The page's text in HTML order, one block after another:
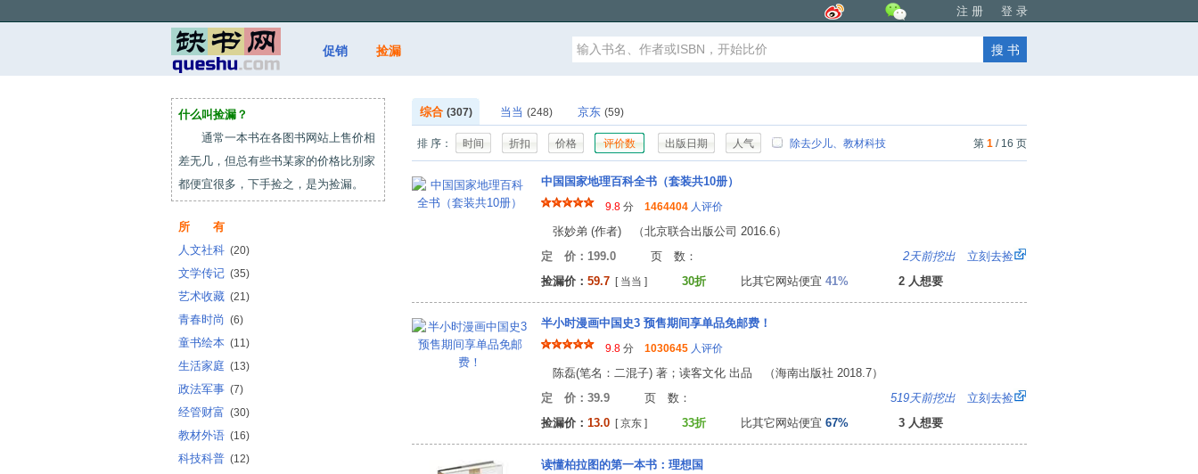
注 册 登 录
促销 捡漏
什么叫捡漏？
通常一本书在各图书网站上售价相
差无几，但总有些书某家的价格比别家
都便宜很多，下手捡之，是为捡漏。
所 有
人文社科 (20)
文学传记 (35)
艺术收藏 (21)
青春时尚 (6)
童书绘本 (11)
生活家庭 (13)
政法军事 (7)
经管财富 (30)
教材外语 (16)
科技科普 (12)
综合 (307) 当当 (248) 京东 (59)
排 序： 时间 折扣 价格 评价数 出版日期 人气 除去少儿、教材科技 第 1 / 16 页
中国国家地理百科全书（套装共10册）
9.8 分 1464404 人评价
张妙弟 (作者) （北京联合出版公司 2016.6）
定 价：199.0 页 数： 2天前挖出 立刻去捡
捡漏价： 59.7 [ 当当 ] 30折 比其它网站便宜 41% 2 人想要
半小时漫画中国史3 预售期间享单品免邮费！
9.8 分 1030645 人评价
陈磊(笔名：二混子) 著；读客文化 出品 （海南出版社 2018.7）
定 价：39.9 页 数： 519天前挖出 立刻去捡
捡漏价： 13.0 [ 京东 ] 33折 比其它网站便宜 67% 3 人想要
读懂柏拉图的第一本书：理想国